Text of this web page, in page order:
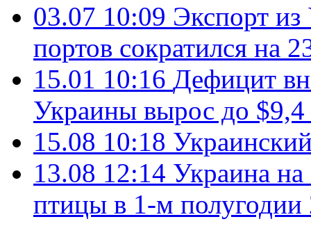
03.07 10:09 Экспорт
портов сократился на
15.01 10:16 Дефицит
Украины вырос до $9,4
15.08 10:18
13.08 12:14 Украина на
птицы в 1-м полугодии